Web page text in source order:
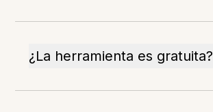
¿La herramienta es gratuita?